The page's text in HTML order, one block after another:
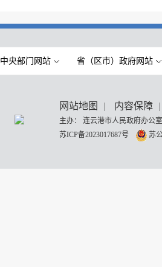
中央部门网站 省（区市）政府网站
网站地图 | 内容保障 |
主办： 连云港市人民政府办
苏ICP备2023017687号
苏